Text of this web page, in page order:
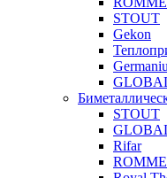
STOUT
Gekon
STOUT
Rifar